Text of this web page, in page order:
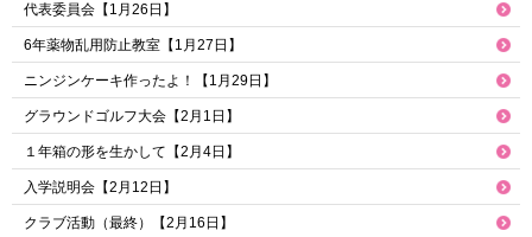
代表委員会【1月26日】
6年薬物乱用防止教室【1月27日】
ニンジンケーキ作ったよ！【1月29日】
グラウンドゴルフ大会【2月1日】
１年箱の形を生かして【2月4日】
入学説明会【2月12日】
クラブ活動（最終）【2月16日】